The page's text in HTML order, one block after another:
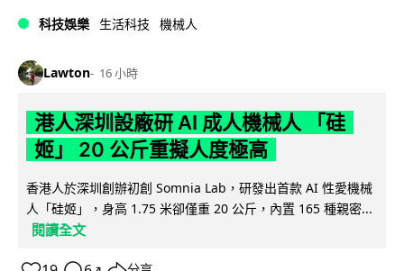
科技娛樂 生活科技 機械人
Lawton 16 小時
港人深圳設廠研 AI 成人機械人 「硅
姬」 20 公斤重擬人度極高
香港人於深圳創辦初創 Somnia Lab，研發出首款 AI 性愛機械
人「硅姬」，身高 1.75 米卻僅重 20 公斤，內置 165 種親密...
閱讀全文